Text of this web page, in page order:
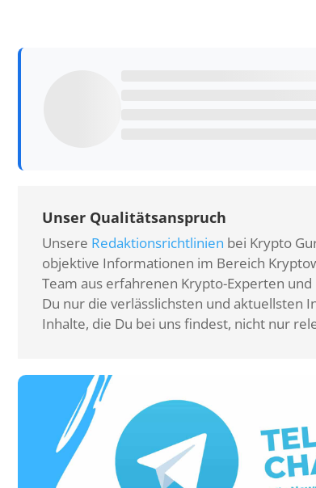
Unser Qualitätsanspruch
Unsere Redaktionsrichtlinien bei Krypto
objektive Informationen im Bereich
Team aus erfahrenen Krypto-Experten
Du nur die verlässlichsten und aktuellsten
Inhalte, die Du bei uns findest, nicht nur